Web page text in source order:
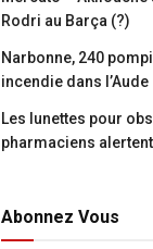
Rodri au Barça (?)
Narbonne, 240
incendie dans l’Aude
Les lunettes pour
pharmaciens alertent
Abonnez Vous